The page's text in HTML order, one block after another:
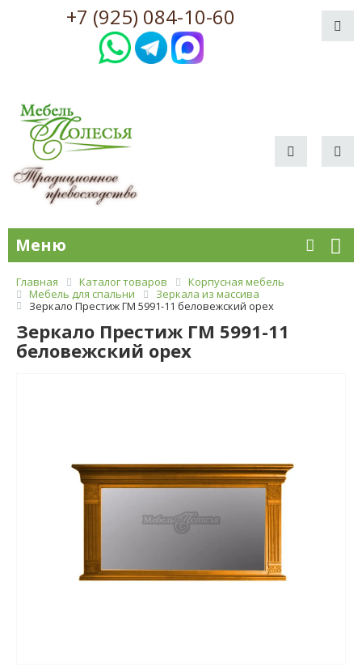
+7 (925) 084-10-60
Меню
Главная Каталог товаров
Корпусная мебель
Мебель для спальни
Зеркала из массива
Зеркало Престиж ГМ 5991-11 беловежский орех
Зеркало Престиж ГМ 5991-11
беловежский орех